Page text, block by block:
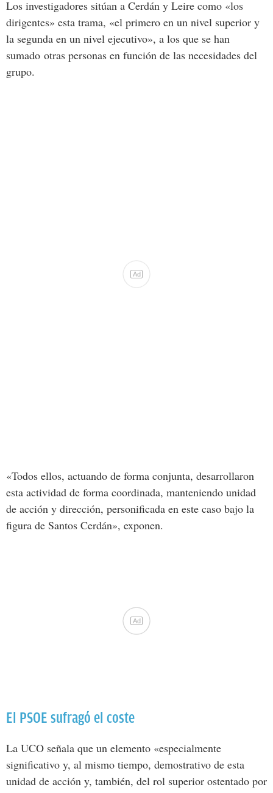
Los investigadores sitúan a Cerdán y Leire como «los
dirigentes» esta trama, «el primero en un nivel superior y
la segunda en un nivel ejecutivo», a los que se han
sumado otras personas en función de las necesidades del
grupo.
Ad
«Todos ellos, actuando de forma conjunta, desarrollaron
esta actividad de forma coordinada, manteniendo unidad
de acción y dirección, personificada en este caso bajo la
figura de Santos Cerdán», exponen.
Ad
El PSOE sufragó el coste
La UCO señala que un elemento «especialmente
significativo y, al mismo tiempo, demostrativo de esta
unidad de acción y, también, del rol superior ostentado por